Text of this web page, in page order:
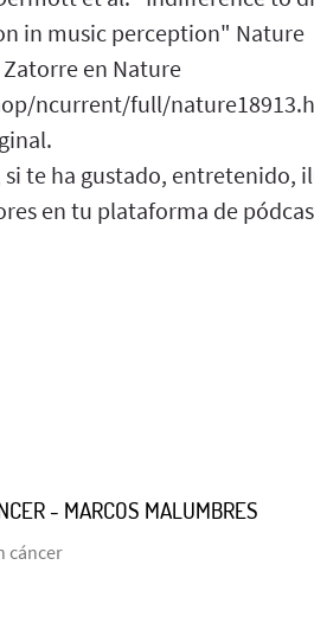
in music perception" Nature
en Nature
ncurrent/full/
te ha gustado, entretenido,
en tu plataforma de
- MARCOS MALUMBRES
cáncer